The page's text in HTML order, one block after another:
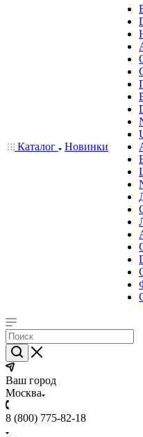
Каталог Новинки
Ваш город
Москва
8 (800) 775-82-18